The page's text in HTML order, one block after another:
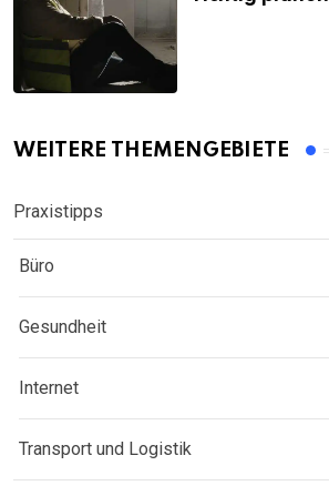
WEITERE THEMENGEBIETE
Praxistipps
Büro
Gesundheit
Internet
Transport und Logistik